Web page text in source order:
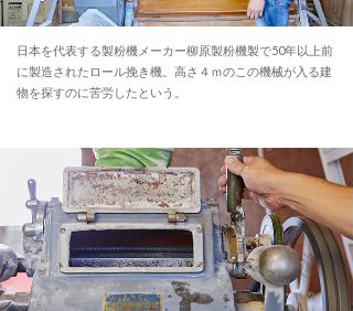
日本を代表する製粉機メーカー柳原製粉機製で50年以上前
に製造されたロール挽き機。高さ４ｍのこの機械が入る建
物を探すのに苦労したという。